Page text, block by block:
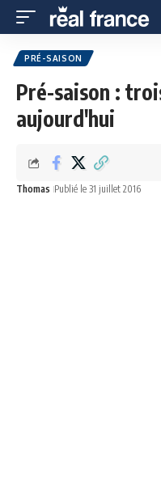
PRÉ-SAISON
Pré-saison :
aujourd'hui
Thomas Publié le 31 juillet 2016